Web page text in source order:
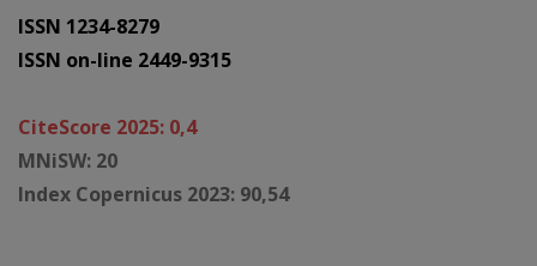
ISSN 1234-8279
ISSN on-line 2449-9315
CiteScore 2025: 0,4
MNiSW: 20
Index Copernicus 2023: 90,54